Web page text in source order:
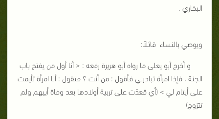
البخاري .
ويوصي بالنساء قائلاً:
و أخرج أبو يعلى ما رواه أبو هريرة رفعه : < أنا أول من يفتح باب
الجنة ، فإذا امرأة تبادرني فأقول : من أنت ؟ فتقول : أنا امرأة تأيمت
على أيتام لي > (أي قعدَت على تربية أولادها بعد وفاة أبيهم ولم
تتزوج)